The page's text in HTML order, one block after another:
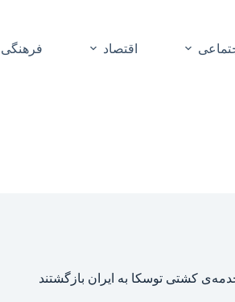
اقتصاد فرهنگی
کشتی توسکا به ایران بازگشتند